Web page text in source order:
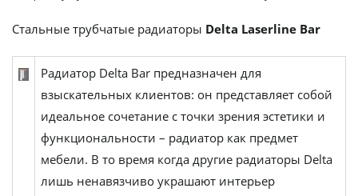
Стальные трубчатые радиаторы Delta Laserline Bar
Радиатор Delta Bar предназначен для
взыскательных клиентов: он представляет собой
идеальное сочетание с точки зрения эстетики и
функциональности – радиатор как предмет
мебели. В то время когда другие радиаторы Delta
лишь ненавязчиво украшают интерьер